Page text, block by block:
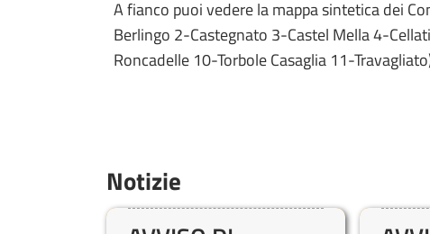
A fianco puoi vedere la mappa sintetica dei
Berlingo 2-Castegnato 3-Castel Mella 4-
Roncadelle 10-Torbole Casaglia 11-
Notizie